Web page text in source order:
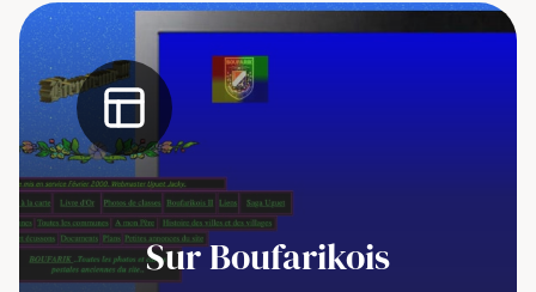
Sur Boufarikois